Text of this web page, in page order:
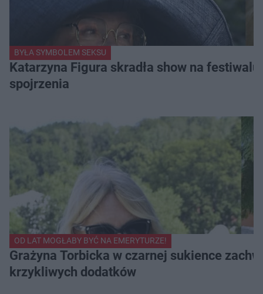
BYŁA SYMBOLEM SEKSU
Katarzyna Figura skradła show na
spojrzenia
OD LAT MOGŁABY BYĆ NA EMERYTURZE!
Grażyna Torbicka w czarnej sukience
krzykliwych dodatków